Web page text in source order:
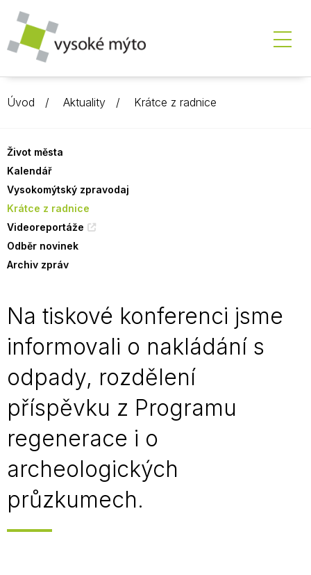
Úvod Aktuality Krátce z radnice
Život města
Kalendář
Vysokomýtský zpravodaj
Krátce z radnice
Videoreportáže
Odběr novinek
Archiv zpráv
Na tiskové konferenci jsme
informovali o nakládání s
odpady, rozdělení
příspěvku z Programu
regenerace i o
archeologických
průzkumech.